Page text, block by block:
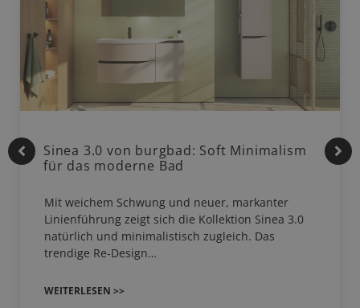
Sinea 3.0 von burgbad: Soft Minimalism
für das moderne Bad
Mit weichem Schwung und neuer, markanter
Linienführung zeigt sich die Kollektion Sinea 3.0
natürlich und minimalistisch zugleich. Das
trendige Re-Design…
WEITERLESEN >>